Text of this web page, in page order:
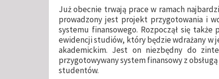
Już obecnie trwają prace w ramach
prowadzony jest projekt przygotowania i
systemu finansowego. Rozpoczął się
ewidencji studiów, który będzie wdrażany w
akademickim. Jest on niezbędny do
przygotowywany system finansowy z
studentów.